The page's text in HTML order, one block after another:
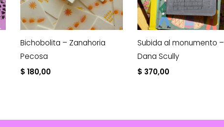
Bichobolita – Zanahoria
Pecosa
$ 180,00
Subida al monumento –
Dana Scully
$ 370,00